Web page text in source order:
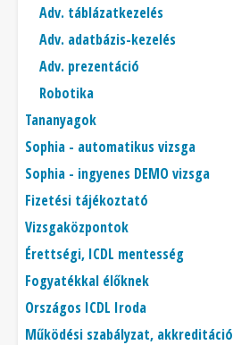
Adv. táblázatkezelés
Adv. adatbázis-kezelés
Adv. prezentáció
Robotika
Tananyagok
Sophia - automatikus vizsga
Sophia - ingyenes DEMO vizsga
Fizetési tájékoztató
Vizsgaközpontok
Érettségi, ICDL mentesség
Fogyatékkal élőknek
Országos ICDL Iroda
Működési szabályzat, akkreditáció